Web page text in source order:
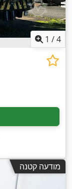
1 /4
מודעה קטנה